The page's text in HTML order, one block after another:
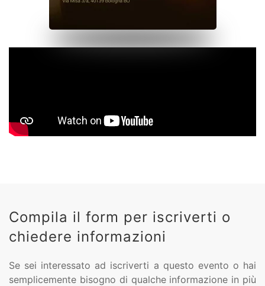
Compila il form per iscriverti o
chiedere informazioni
Se sei interessato ad iscriverti a questo evento o hai
semplicemente bisogno di qualche informazione in più